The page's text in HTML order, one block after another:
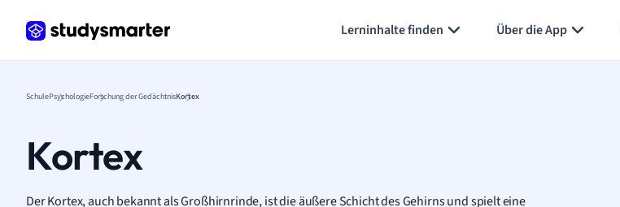
Lerninhalte finden Über die App
SchulePsychologieForschung der GedächtnisKortex
Kortex
Der Kortex, auch bekannt als Großhirnrinde, ist die äußere Schicht des Gehirns und spielt eine